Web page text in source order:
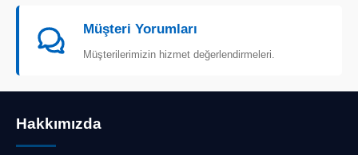
Müşteri Yorumları
Müşterilerimizin hizmet değerlendirmeleri.
Hakkımızda